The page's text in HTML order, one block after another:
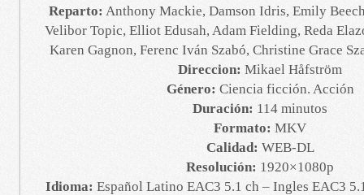
Reparto: Anthony Mackie, Damson Idris, Emily
Velibor Topic, Elliot Edusah, Adam Fielding, Reda
Karen Gagnon, Ferenc Iván Szabó, Christine Grace
Direccion: Mikael Håfström
Género: Ciencia ficción. Acción
Duración: 114 minutos
Formato: MKV
Calidad: WEB-DL
Resolución: 1920×1080p
Idioma: Español Latino EAC3 5.1 ch – Ingles EAC3